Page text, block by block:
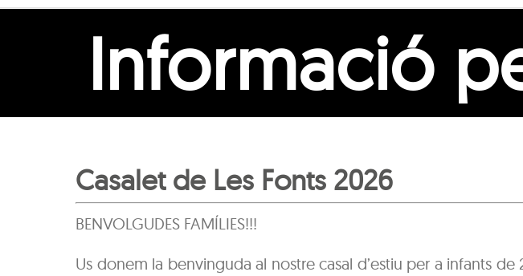
Informació
Casalet de Les Fonts 2026
BENVOLGUDES FAMÍLIES!!!
Us donem la benvinguda al nostre casal d’estiu per a infants